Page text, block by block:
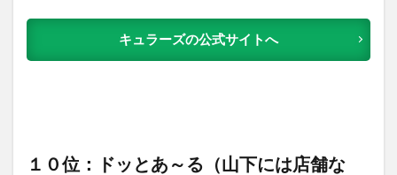
キュラーズの公式サイトへ
１０位：ドッとあ～る（山下には店舗な